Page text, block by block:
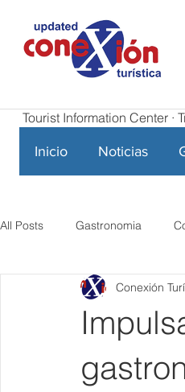
Tourist Information Center ·
Inicio Noticias
All Posts Gastronomia
Conexión